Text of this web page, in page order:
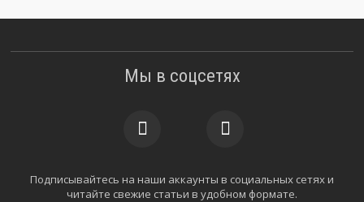
Мы в соцсетях
Подписывайтесь на наши аккаунты в социальных сетях и
читайте свежие статьи в удобном формате.